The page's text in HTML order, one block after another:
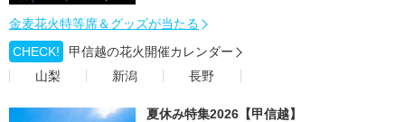
金麦花火特等席＆グッズが当たる
CHECK!
甲信越の花火開催カレンダー
山梨
新潟 長野
夏休み特集2026【甲信越】